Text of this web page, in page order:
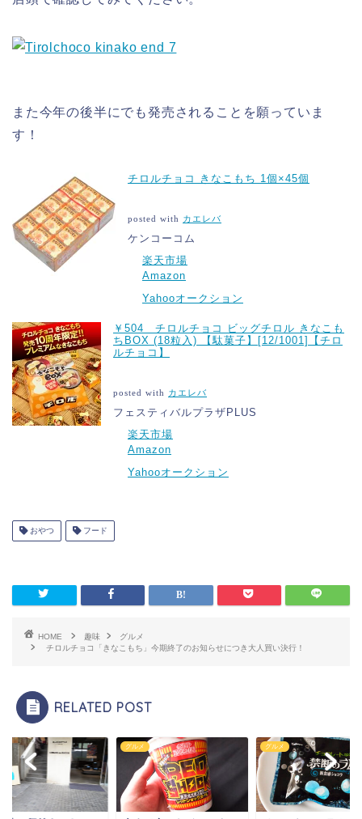
また今年の後半にでも発売されることを願っていま
す！
チロルチョコ きなこもち 1個×45個
posted with カエレバ
ケンコーコム
楽天市場
Amazon
Yahooオークション
￥504 チロルチョコ ビッグチロル きなこも
ちBOX (18粒入) 【駄菓子】[12/1001]【チロ
ルチョコ】
posted with カエレバ
フェスティバルプラザPLUS
楽天市場
Amazon
Yahooオークション
おやつ フード
HOME 趣味
グルメ
チロルチョコ「きなこもち」今期終了のお知らせにつき大人買い決行！
RELATED POST
グルメ グルメ